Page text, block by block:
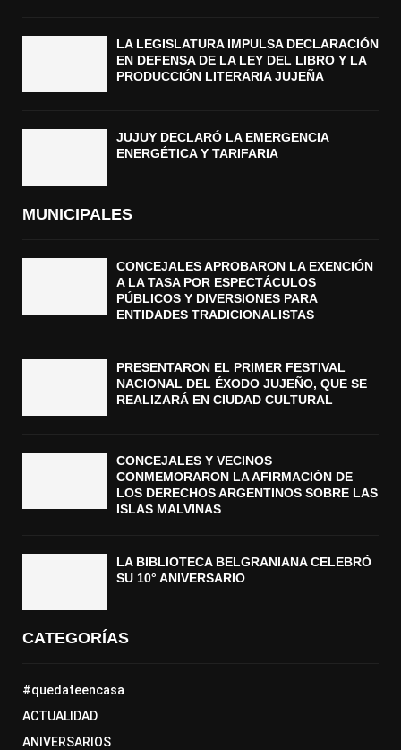
LA LEGISLATURA IMPULSA DECLARACIÓN
EN DEFENSA DE LA LEY DEL LIBRO Y LA
PRODUCCIÓN LITERARIA JUJEÑA
JUJUY DECLARÓ LA EMERGENCIA
ENERGÉTICA Y TARIFARIA
MUNICIPALES
CONCEJALES APROBARON LA EXENCIÓN
A LA TASA POR ESPECTÁCULOS
PÚBLICOS Y DIVERSIONES PARA
ENTIDADES TRADICIONALISTAS
PRESENTARON EL PRIMER FESTIVAL
NACIONAL DEL ÉXODO JUJEÑO, QUE SE
REALIZARÁ EN CIUDAD CULTURAL
CONCEJALES Y VECINOS
CONMEMORARON LA AFIRMACIÓN DE
LOS DERECHOS ARGENTINOS SOBRE LAS
ISLAS MALVINAS
LA BIBLIOTECA BELGRANIANA CELEBRÓ
SU 10° ANIVERSARIO
CATEGORÍAS
#quedateencasa
ACTUALIDAD
ANIVERSARIOS